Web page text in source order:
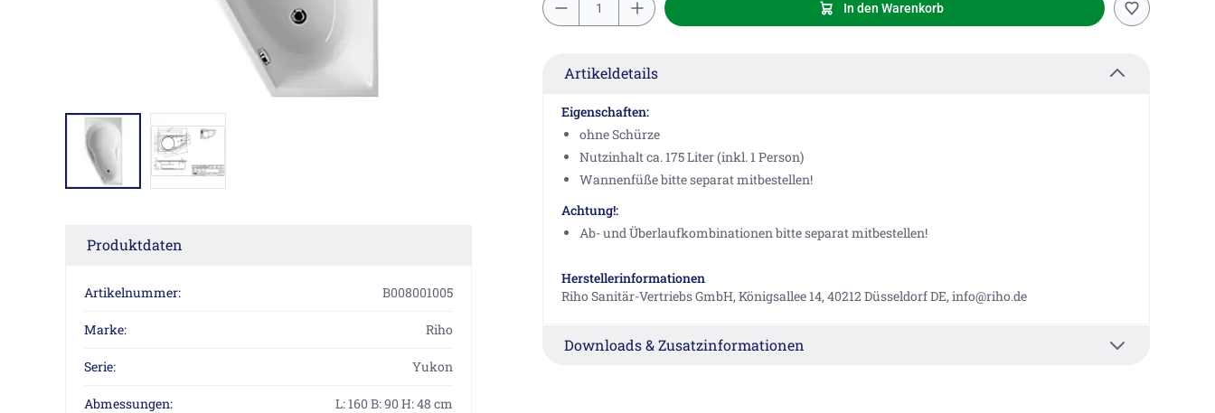
Produktdaten
Artikelnummer: B008001005
Marke: Riho
Serie: Yukon
Abmessungen: L: 160 B: 90 H: 48 cm
In den Warenkorb
Artikeldetails
Eigenschaften:
ohne Schürze
Nutzinhalt ca. 175 Liter (inkl. 1 Person)
Wannenfüße bitte separat mitbestellen!
Achtung!:
Ab- und Überlaufkombinationen bitte separat mitbestellen!
Herstellerinformationen
Riho Sanitär-Vertriebs GmbH, Königsallee 14, 40212 Düsseldorf DE, info@riho.de
Downloads & Zusatzinformationen